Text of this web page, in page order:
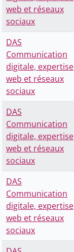
web et réseaux
sociaux
DAS
Communication
digitale, expertise
web et réseaux
sociaux
DAS
Communication
digitale, expertise
web et réseaux
sociaux
DAS
Communication
digitale, expertise
web et réseaux
sociaux